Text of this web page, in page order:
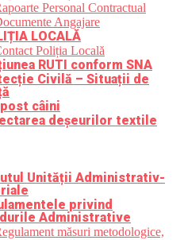
Personal Contractual
Angajare
LOCALĂ
Poliția Locală
RUTI conform SNA
Civilă – Situații de
câini
deșeurilor textile
Unității Administrativ-
privind
Administrative
măsuri metodologice,